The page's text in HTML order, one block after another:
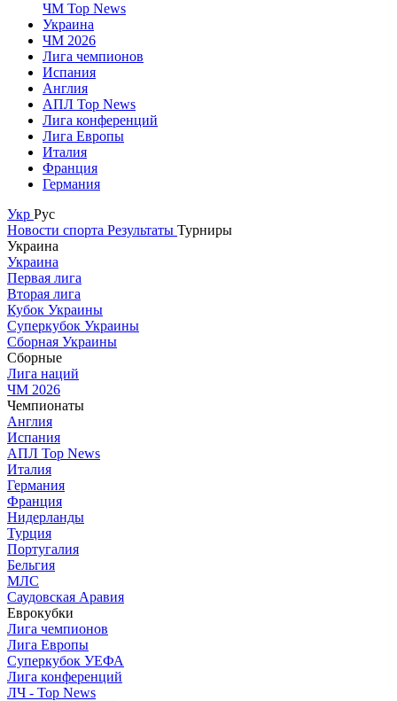
ЧМ Top News
Украина
ЧМ 2026
Лига чемпионов
Испания
Англия
АПЛ Top News
Лига конференций
Лига Европы
Италия
Франция
Германия
Укр Рус
Новости спорта Результаты Турниры
Украина
Украина
Первая лига
Вторая лига
Кубок Украины
Суперкубок Украины
Сборная Украины
Сборные
Лига наций
ЧМ 2026
Чемпионаты
Англия
Испания
АПЛ Top News
Италия
Германия
Франция
Нидерланды
Турция
Португалия
Бельгия
МЛС
Саудовская Аравия
Еврокубки
Лига чемпионов
Лига Европы
Суперкубок УЕФА
Лига конференций
ЛЧ - Top News